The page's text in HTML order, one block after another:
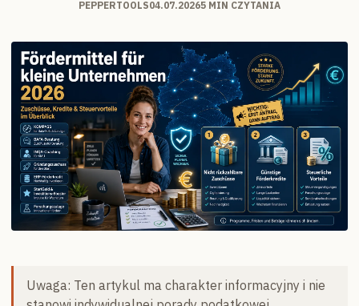
PEPPERTOOLS04.07.20265 MIN CZYTANIA
Uwaga: Ten artykul ma charakter informacyjny i nie